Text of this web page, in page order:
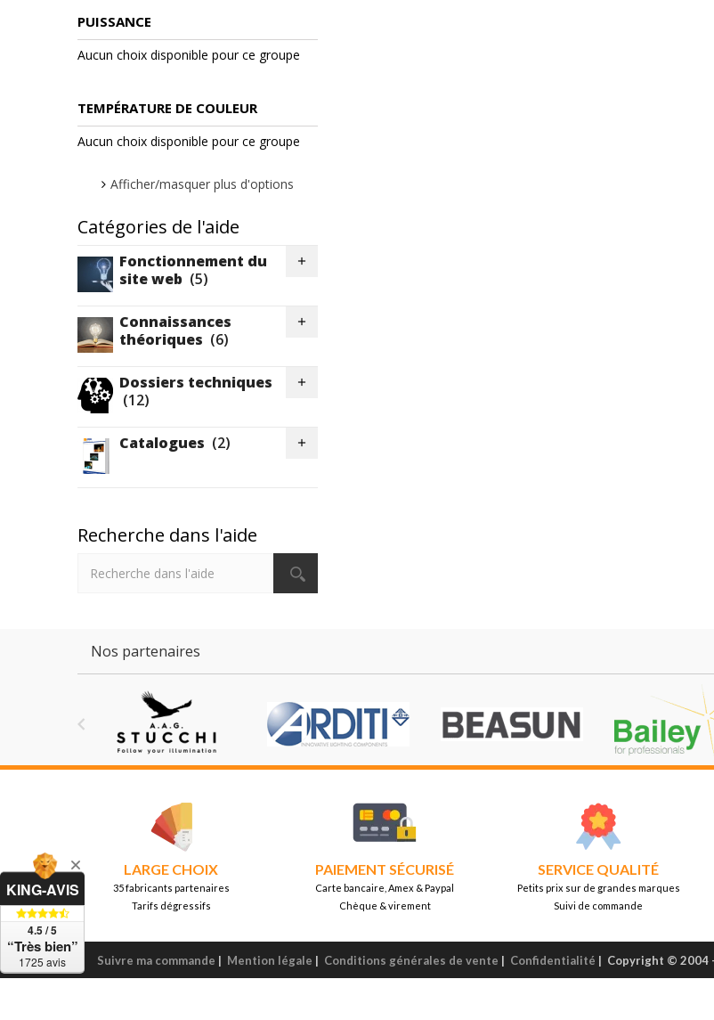
PUISSANCE
Aucun choix disponible pour ce groupe
TEMPÉRATURE DE COULEUR
Aucun choix disponible pour ce groupe
Afficher/masquer plus d'options
Catégories de l'aide
Fonctionnement du
site web (5)

Connaissances
théoriques (6)

Dossiers techniques
(12)

Catalogues (2) 
Recherche dans l'aide
Nos partenaires

LARGE CHOIX
35 fabricants partenaires
Tarifs dégressifs
PAIEMENT SÉCURISÉ
Carte bancaire, Amex & Paypal
Chèque & virement
SERVICE QUALITÉ
Petits prix sur de grandes marques
Suivi de commande
Suivre ma commande | Mention légale | Conditions générales de vente | Confidentialité | Copyright © 2004
KING-AVIS
4.5 / 5
“Très bien”
1725 avis